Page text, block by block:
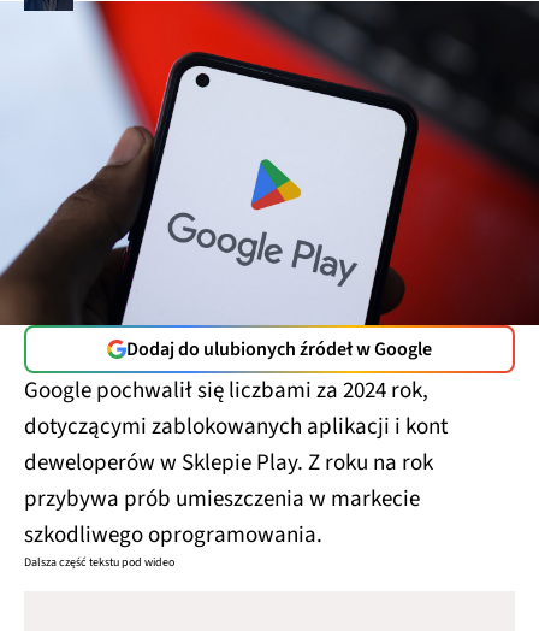
Dodaj do ulubionych źródeł w Google
Google pochwalił się liczbami za 2024 rok,
dotyczącymi zablokowanych aplikacji i kont
deweloperów w Sklepie Play. Z roku na rok
przybywa prób umieszczenia w markecie
szkodliwego oprogramowania.
Dalsza część tekstu pod wideo